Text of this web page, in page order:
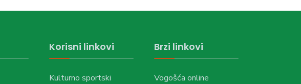
Korisni linkovi
Kulturno sportski
Brzi linkovi
Vogošća online